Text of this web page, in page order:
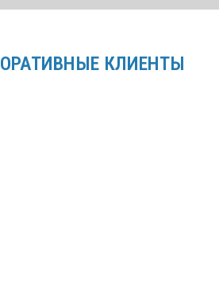
КЛИЕНТЫ